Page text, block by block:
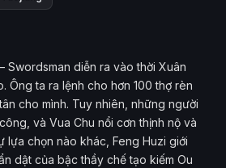
Swordsman diễn ra vào thời Xuân
Ông ta ra lệnh cho hơn 100 thợ rèn
cho mình. Tuy nhiên, những người
và Vua Chu nổi cơn thịnh nộ và
lựa chọn nào khác, Feng Huzi giới
dật của bậc thầy chế tạo kiếm Ou